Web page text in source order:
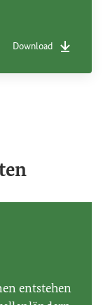
Download
Dateityppdf
entstehen